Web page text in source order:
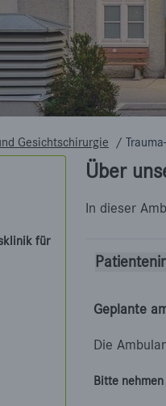
Gesichtschirurgie /
für
Über
In dieser
Geplante
Die
Bitte